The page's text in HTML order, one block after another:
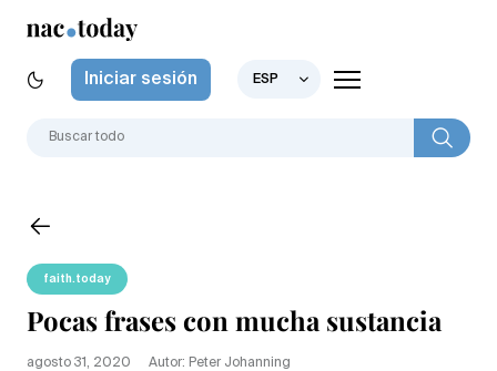
Iniciar sesión ESP
faith.today
Pocas frases con mucha sustancia
agosto 31, 2020
Autor: Peter Johanning